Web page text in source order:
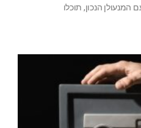
המנעולן הנכון, תוכלו